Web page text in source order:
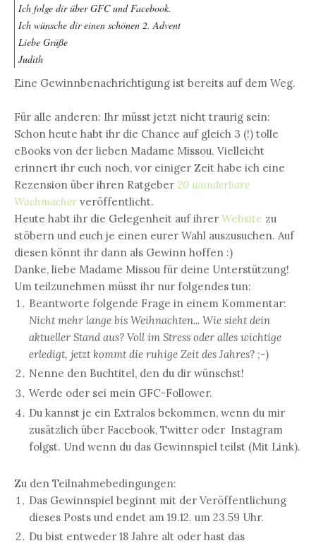
Ich folge dir über GFC und Facebook.
Ich wünsche dir einen schönen 2. Advent
Liebe Grüße
Judith
Eine Gewinnbenachrichtigung ist bereits auf dem Weg.
Für alle anderen: Ihr müsst jetzt nicht traurig sein:
Schon heute habt ihr die Chance auf gleich 3 (!) tolle
eBooks von der lieben Madame Missou. Vielleicht
erinnert ihr euch noch, vor einiger Zeit habe ich eine
Rezension über ihren Ratgeber 20 wunderbare
Wachmacher veröffentlicht.
Heute habt ihr die Gelegenheit auf ihrer Website zu
stöbern und euch je einen eurer Wahl auszusuchen. Auf
diesen könnt ihr dann als Gewinn hoffen :)
Danke, liebe Madame Missou für deine Unterstützung!
Um teilzunehmen müsst ihr nur folgendes tun:
Beantworte folgende Frage in einem Kommentar:
Nicht mehr lange bis Weihnachten... Wie sieht dein
aktueller Stand aus? Voll im Stress oder alles wichtige
erledigt, jetzt kommt die ruhige Zeit des Jahres? ;-)
Nenne den Buchtitel, den du dir wünschst!
Werde oder sei mein GFC-Follower.
Du kannst je ein Extralos bekommen, wenn du mir
zusätzlich über Facebook, Twitter oder Instagram
folgst. Und wenn du das Gewinnspiel teilst (Mit Link).
Zu den Teilnahmebedingungen:
Das Gewinnspiel beginnt mit der Veröffentlichung
dieses Posts und endet am 19.12. um 23.59 Uhr.
Du bist entweder 18 Jahre alt oder hast das